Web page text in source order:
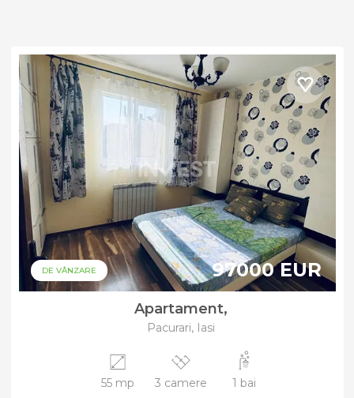
DE VÂNZARE 97000 EUR
Apartament,
Pacurari, Iasi
55 mp 3 camere 1 bai